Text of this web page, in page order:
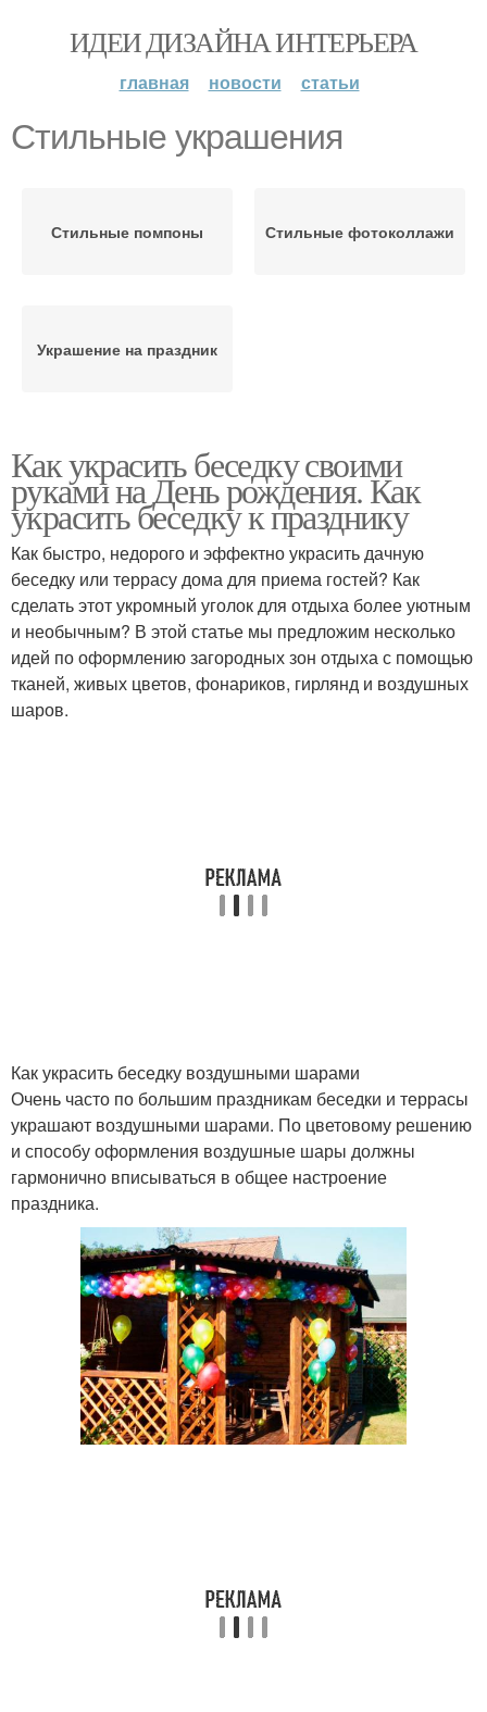
ИДЕИ ДИЗАЙНА ИНТЕРЬЕРА
главная новости статьи
Стильные украшения
Стильные помпоны Стильные фотоколлажи
Украшение на праздник
Как украсить беседку своими
руками на День рождения. Как
украсить беседку к празднику
Как быстро, недорого и эффектно украсить дачную
беседку или террасу дома для приема гостей? Как
сделать этот укромный уголок для отдыха более уютным
и необычным? В этой статье мы предложим несколько
идей по оформлению загородных зон отдыха с помощью
тканей, живых цветов, фонариков, гирлянд и воздушных
шаров.
Как украсить беседку воздушными шарами
Очень часто по большим праздникам беседки и террасы
украшают воздушными шарами. По цветовому решению
и способу оформления воздушные шары должны
гармонично вписываться в общее настроение
праздника.